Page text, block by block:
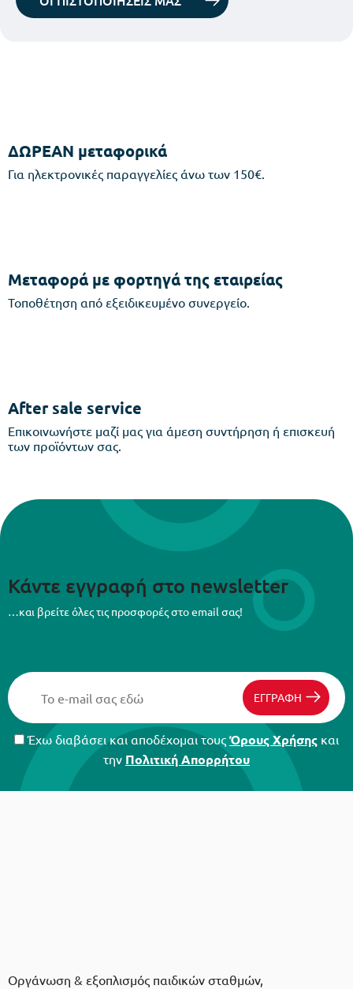
ΔΩΡΕΑΝ μεταφορικά
Για ηλεκτρονικές παραγγελίες άνω των 150€.
Μεταφορά με φορτηγά της εταιρείας
Τοποθέτηση από εξειδικευμένο συνεργείο.
After sale service
Επικοινωνήστε μαζί μας για άμεση συντήρηση ή επισκευή
των προϊόντων σας.
Κάντε εγγραφή στο newsletter
…και βρείτε όλες τις προσφορές στο email σας!
ΕΓΓΡΑΦΗ
Έχω διαβάσει και αποδέχομαι τους Όρους Χρήσης και
την Πολιτική Απορρήτου
Οργάνωση & εξοπλισμός παιδικών σταθμών,